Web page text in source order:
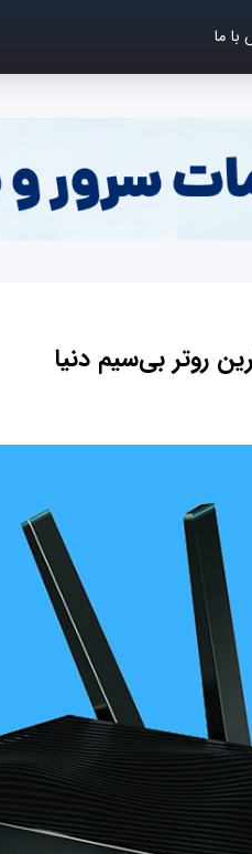
ما
روتر بی‌سیم دنیا